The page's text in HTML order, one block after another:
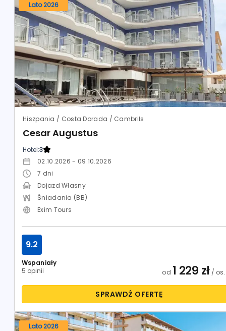
Lato 2026
Hiszpania / Costa Dorada / Cambrils
Cesar Augustus
Hotel:3
02.10.2026 - 09.10.2026
7 dni
Dojazd Własny
Śniadania (BB)
Exim Tours
Wspaniały
5 opinii
9.2
od 1 229 zł/ os.
SPRAWDŹ OFERTĘ
Lato 2026